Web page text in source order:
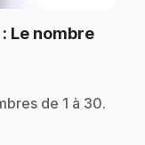
Le nombre
de 1 à 30.